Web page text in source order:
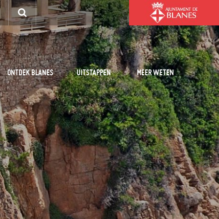
ONTDEK BLANES UITSTAPPEN MEER WETEN